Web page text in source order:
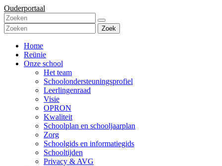
Ouderportaal
Zoek
Home
Reünie
Onze school
Het team
Schoolondersteuningsprofiel
Leerlingenraad
Visie
OPRON
Kwaliteit
Schoolplan en schooljaarplan
Zorg
Schoolgids en informatiegids
Schooltijden
Privacy & AVG